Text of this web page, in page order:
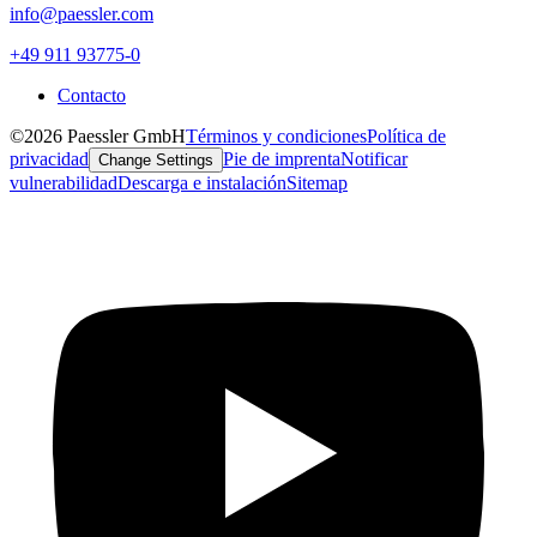
info@paessler.com
+49 911 93775-0
Contacto
©2026 Paessler GmbHTérminos y condicionesPolítica de
privacidad Change Settings Pie de imprentaNotificar
vulnerabilidadDescarga e instalaciónSitemap